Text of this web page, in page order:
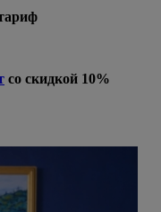
со скидкой 10%